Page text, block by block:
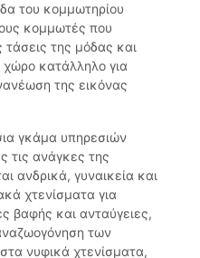
του κομμωτηρίου
κομμωτές που
της μόδας και
κατάλληλο για
της εικόνας
γκάμα υπηρεσιών
τις ανάγκες της
ανδρικά, γυναικεία και
χτενίσματα για
βαφής και ανταύγειες,
των
νυφικά χτενίσματα,